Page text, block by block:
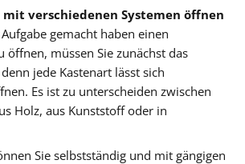
verschiedenen Systemen öffnen
gemacht haben einen
öffnen, müssen Sie zunächst das
jede Kastenart lässt sich
Es ist zu unterscheiden zwischen
Holz, aus Kunststoff oder in
Sie selbstständig und mit gängigen